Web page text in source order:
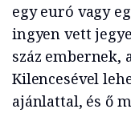
egy euró vagy
ingyen vett
száz embernek,
Kilencesével
ajánlattal, és ő